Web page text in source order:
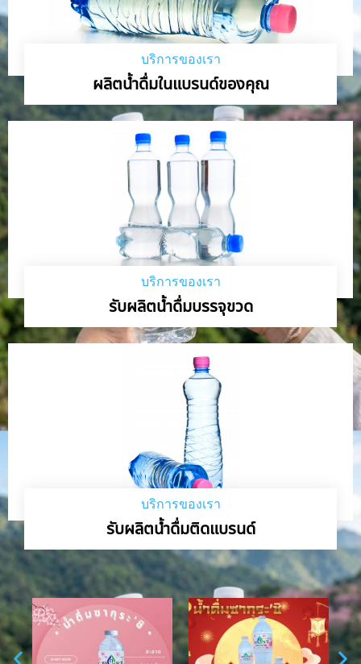
บริการของเรา
ผลิตน้ำดื่มในแบรนด์ของคุณ
บริการของเรา
รับผลิตน้ำดื่มบรรจุขวด
บริการของเรา
รับผลิตน้ำดื่มติดแบรนด์